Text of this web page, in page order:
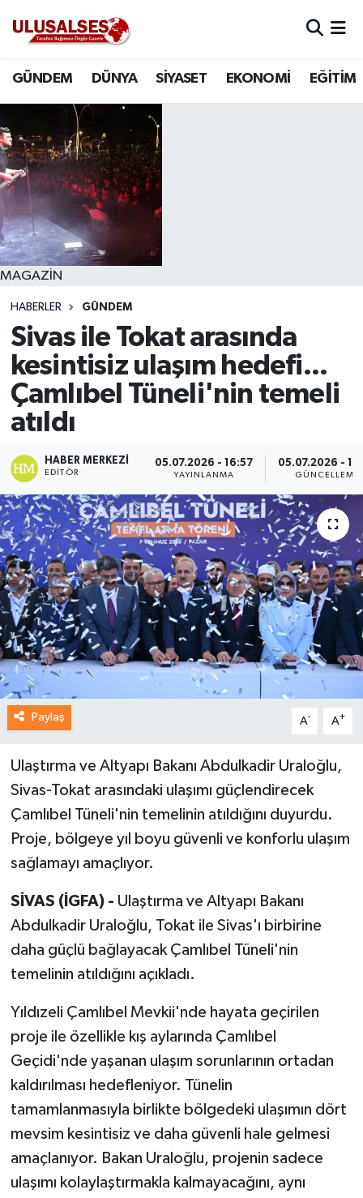
GÜNDEM DÜNYA SİYASET EKONOMİ EĞİTİM
MAGAZİN
HABERLER GÜNDEM
Sivas ile Tokat arasında
kesintisiz ulaşım hedefi...
Çamlıbel Tüneli'nin temeli
atıldı
HABER MERKEZI
EDITÖR
05.07.2026 - 16:57
YAYINLANMA
05.07.2026 -
GÜNCELLEME
Paylaş A- A+
Ulaştırma ve Altyapı Bakanı Abdulkadir Uraloğlu,
Sivas-Tokat arasındaki ulaşımı güçlendirecek
Çamlıbel Tüneli'nin temelinin atıldığını duyurdu.
Proje, bölgeye yıl boyu güvenli ve konforlu ulaşım
sağlamayı amaçlıyor.
SİVAS (İGFA) - Ulaştırma ve Altyapı Bakanı
Abdulkadir Uraloğlu, Tokat ile Sivas'ı birbirine
daha güçlü bağlayacak Çamlıbel Tüneli'nin
temelinin atıldığını açıkladı.
Yıldızeli Çamlıbel Mevkii'nde hayata geçirilen
proje ile özellikle kış aylarında Çamlıbel
Geçidi'nde yaşanan ulaşım sorunlarının ortadan
kaldırılması hedefleniyor. Tünelin
tamamlanmasıyla birlikte bölgedeki ulaşımın dört
mevsim kesintisiz ve daha güvenli hale gelmesi
amaçlanıyor. Bakan Uraloğlu, projenin sadece
ulaşımı kolaylaştırmakla kalmayacağını, aynı
DÜNYA
SİYASET
EKONOMİ
EĞİTİM
SAĞLIK
MAGAZİN
SPOR
Trafik Durumu
Süper Lig Puan Durumu ve Fikstür
Tüm Manşetler
Son Dakika Haberleri
Haber Arşivi